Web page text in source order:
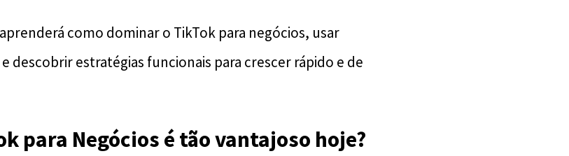
como dominar o TikTok para negócios, usar
descobrir estratégias funcionais para crescer rápido e de
para Negócios é tão vantajoso hoje?